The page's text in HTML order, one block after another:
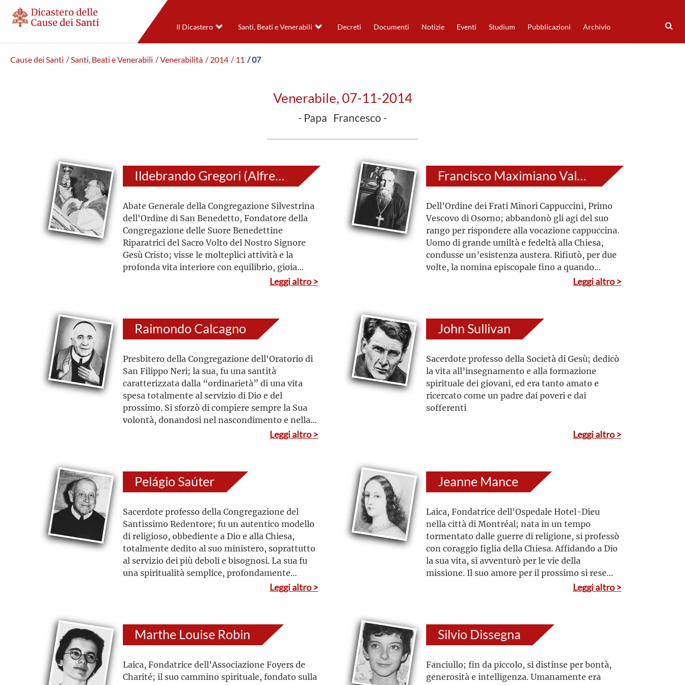
Il Dicastero Santi, Beati e Venerabili Decreti Documenti Notizie Eventi Studium Pubblicazioni Archivio
Cause dei Santi / Santi, Beati e Venerabili / Venerabilità / 2014 / 11 / 07
Venerabile, 07-11-2014
- Papa Francesco -
Ildebrando Gregori (Alfredo Antonio)
Abate Generale della Congregazione Silvestrina
dell'Ordine di San Benedetto, Fondatore della
Congregazione delle Suore Benedettine
Riparatrici del Sacro Volto del Nostro Signore
Gesù Cristo; visse le molteplici attività e la
profonda vita interiore con equilibrio, gioia
spirituale, costanza, zelo e saggezza. Nei
Cuore, al Santo Volto di Cristo e a San Silvestro
Leggi altro >
Francisco Maximiano Valdés Subercaseaux
Dell'Ordine dei Frati Minori Cappuccini, Primo
Vescovo di Osorno; abbandonò gli agi del suo
rango per rispondere alla vocazione cappuccina.
Uomo di grande umiltà e fedeltà alla Chiesa,
condusse un’esistenza austera. Rifiutò, per due
volte, la nomina episcopale fino a quando
accettò, per obbedienza, la guida della neo-
sull’esercizio eroico delle sue virtù
Leggi altro >
Raimondo Calcagno
Presbitero della Congregazione dell'Oratorio di
San Filippo Neri; la sua, fu una santità
caratterizzata dalla “ordinarietà” di una vita
spesa totalmente al servizio di Dio e del
prossimo. Si sforzò di compiere sempre la Sua
volontà, donandosi nel nascondimento e nella
fecondità del servizio pastorale, soprattutto tra
Leggi altro >
John Sullivan
Sacerdote professo della Società di Gesù; dedicò
la vita all’insegnamento e alla formazione
spirituale dei giovani, ed era tanto amato e
ricercato come un padre dai poveri e dai
sofferenti
Leggi altro >
Pelágio Saúter
Sacerdote professo della Congregazione del
Santissimo Redentore; fu un autentico modello
di religioso, obbediente a Dio e alla Chiesa,
totalmente dedito al suo ministero, soprattutto
al servizio dei più deboli e bisognosi. La sua fu
una spiritualità semplice, profondamente
cristocentrica e mariologica. Mirò al costante
Leggi altro >
Jeanne Mance
Laica, Fondatrice dell'Ospedale Hotel-Dieu
nella città di Montréal; nata in un tempo
tormentato dalle guerre di religione, si professò
con coraggio figlia della Chiesa. Affidando a Dio
la sua vita, si avventurò per le vie della
missione. Il suo amore per il prossimo si rese
visibile nell’attenzione e nella cura per i malati.
impegnano professionalmente nella cura degli
infermi
Leggi altro >
Marthe Louise Robin
Laica, Fondatrice dell'Associazione Foyers de
Charité; il suo cammino spirituale, fondato sulla
Silvio Dissegna
Fanciullo; fin da piccolo, si distinse per bontà,
generosità e intelligenza. Umanamente era